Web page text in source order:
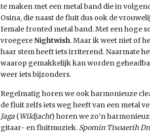
te maken met een metal band die in
Osina, die naast de fluit dus ook de
female fronted metal band. Met een hoge
vroegereNightwish. Maar ik weet niet of
haar stem heeft iets irriterend. Naarmate
waarop gemakkelijk kan worden
weer iets bijzonders.
Regelmatig horen we ook harmonieuze
de fluit zelfs iets weg heeft van een metal
Jaga (Wildjacht) horen we zo’n
gitaar- en fluitmuziek. Spomin Tisoaerih